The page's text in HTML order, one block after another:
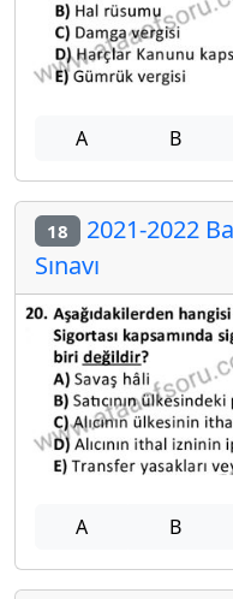
A B
18 2021-2022
Sınavı
A B